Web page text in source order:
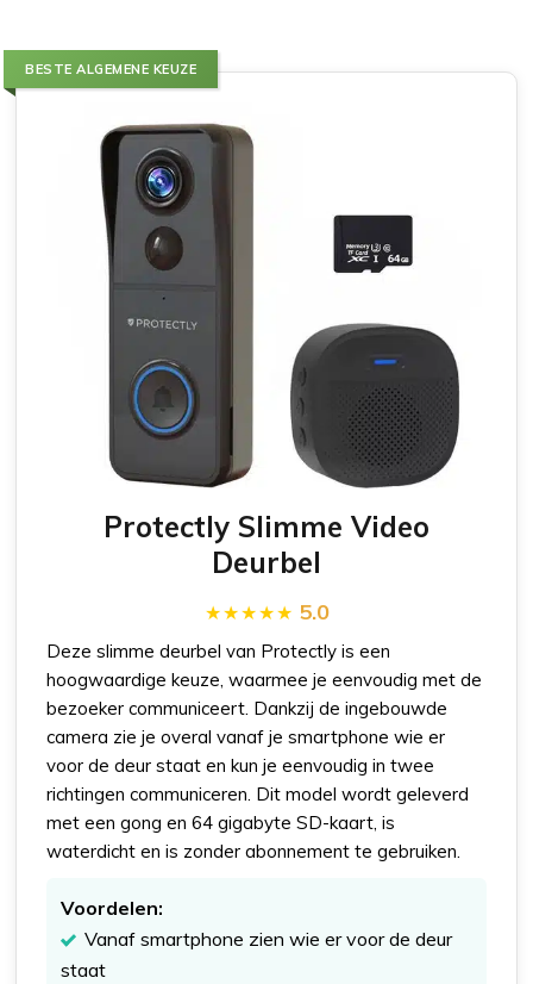
BESTE ALGEMENE KEUZE
Protectly Slimme Video
Deurbel
5.0
Deze slimme deurbel van Protectly is een
hoogwaardige keuze, waarmee je eenvoudig met de
bezoeker communiceert. Dankzij de ingebouwde
camera zie je overal vanaf je smartphone wie er
voor de deur staat en kun je eenvoudig in twee
richtingen communiceren. Dit model wordt geleverd
met een gong en 64 gigabyte SD-kaart, is
waterdicht en is zonder abonnement te gebruiken.
Voordelen:
Vanaf smartphone zien wie er voor de deur
staat